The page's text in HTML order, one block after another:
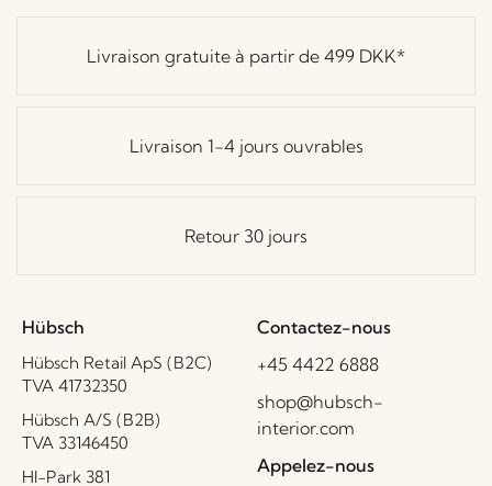
Livraison gratuite à partir de 499 DKK*
Livraison 1-4 jours ouvrables
Retour 30 jours
Hübsch
Hübsch Retail ApS (B2C)
TVA 41732350
Hübsch A/S (B2B)
TVA 33146450
HI-Park 381
Contactez-nous
+45 4422 6888
shop@hubsch-
interior.com
Appelez-nous